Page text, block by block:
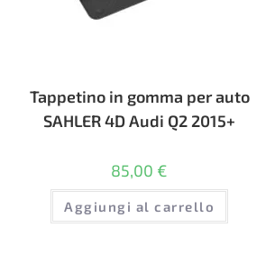
Tappetino in gomma per auto
SAHLER 4D Audi Q2 2015+
85,00 €
Aggiungi al carrello